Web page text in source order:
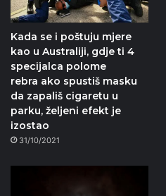
Kada se i poštuju mjere
kao u Australiji, gdje ti 4
specijalca polome
rebra ako spustiš masku
da zapališ cigaretu u
parku, željeni efekt je
izostao
31/10/2021